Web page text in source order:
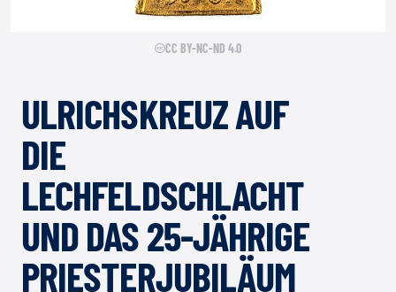
CC BY-NC-ND 4.0
ULRICHSKREUZ AUF
DIE
LECHFELDSCHLACHT
UND DAS 25-JÄHRIGE
PRIESTERJUBILÄUM